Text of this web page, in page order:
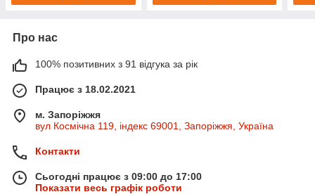
Про нас
100% позитивних з 91 відгука за рік
Працює з 18.02.2021
м. Запоріжжя
вул Космічна 119, індекс 69001, Запоріжжя, Україна
Контакти
Сьогодні працює з 09:00 до 17:00
Показати весь графік роботи